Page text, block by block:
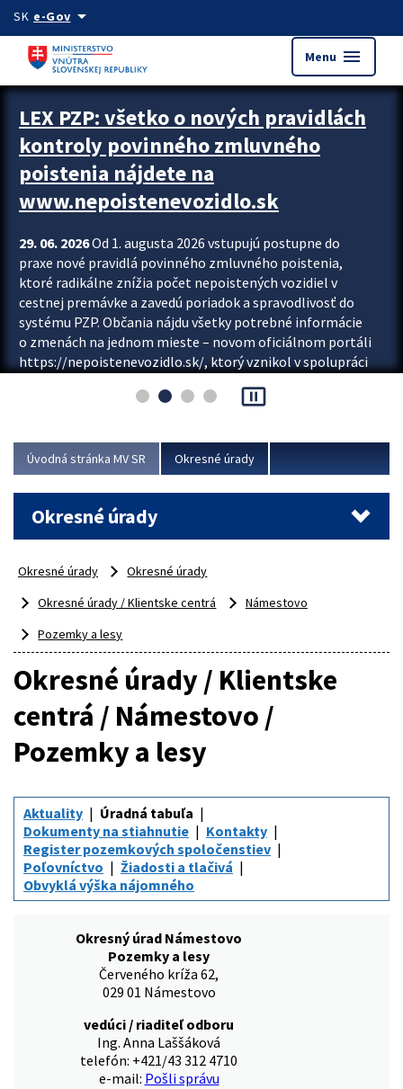
Preskocit na hlavný obsah
SK e-Govarrow_drop_down
Menu menu
Zastavit automatický posun upútavok
LEX PZP: všetko o nových pravidlách
kontroly povinného zmluvného
poistenia nájdete na
www.nepoistenevozidlo.sk
29. 06. 2026Od 1. augusta 2026 vstupujú postupne do
praxe nové pravidlá povinného zmluvného poistenia,
ktoré radikálne znížia počet nepoistených vozidiel v
cestnej premávke a zavedú poriadok a spravodlivosť do
systému PZP. Občania nájdu všetky potrebné informácie
o zmenách na jednom mieste – novom oficiálnom portáli
https://nepoistenevozidlo.sk/, ktorý vznikol v spolupráci
asociácie poisťovní (SLASPO) a Ministerstva vnútra SR.
Viac
pause_presentation
Úvodná stránka MV SR Okresné úrady
Okresné úrady
Okresné úrady
Okresné úrady
Okresné úrady / Klientske centrá
Námestovo
Pozemky a lesy
Okresné úrady / Klientske
centrá / Námestovo /
Pozemky a lesy
Aktuality
Úradná tabuľa
Dokumenty na stiahnutie
Kontakty
Register pozemkových spoločenstiev
Poľovníctvo
Žiadosti a tlačivá
Obvyklá výška nájomného
Okresný úrad Námestovo
Pozemky a lesy
Červeného kríža 62,
029 01 Námestovo
vedúci / riaditeľ odboru
Ing. Anna Laššáková
telefón: +421/43 312 4710
e-mail: Pošli správu